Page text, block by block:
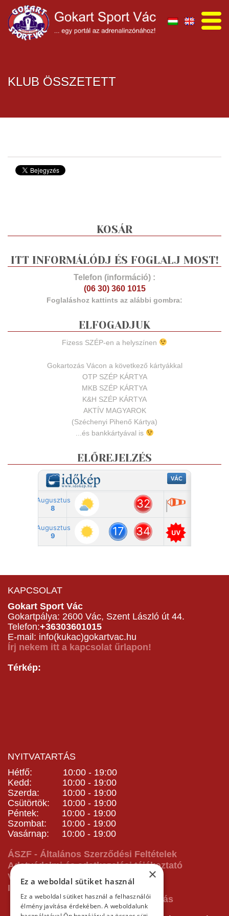
KLUB ÖSSZETETT
KOSÁR
ITT INFORMÁLÓDJ ÉS FOGLALJ MOST!
Telefon (információ) :
(06 30) 360 1015
Foglaláshoz kattints az alábbi gombra:
ELFOGADJUK
Fizess SZÉP-en a helyszínen
Gokartozás Vácon a következő kártyákkal
OTP SZÉP KÁRTYA
MKB SZÉP KÁRTYA
K&H SZÉP KÁRTYA
AKTÍV MAGYAROK
(Széchenyi Pihenő Kártya)
...és bankkártyával is
ELŐREJELZÉS
KAPCSOLAT
Gokart Sport Vác
Gokartpálya: 2600 Vác, Szent László út 44.
Telefon:+36303601015
E-mail: info(kukac)gokartvac.hu
Írj nekem itt a kapcsolat űrlapon!
Térkép:
NYITVATARTÁS
Hétfő: 10:00 - 19:00
Kedd: 10:00 - 19:00
Szerda: 10:00 - 19:00
Csütörtök: 10:00 - 19:00
Péntek: 10:00 - 19:00
Szombat: 10:00 - 19:00
Vasárnap: 10:00 - 19:00
ÁSZF - Általános Szerződési Feltételek
Adatvédelmi és adatkezelési tájékoztató
Vásárlás előtti tájékoztató
Impresszum
×
Ez a weboldal sütiket használ
Ez a weboldal sütiket használ a felhasználói
élmény javítása érdekében. A weboldalunk